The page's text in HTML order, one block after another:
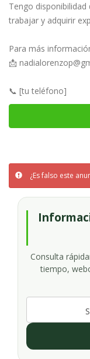
Tengo
trabajar y adquirir
Para más
📩
📞 [tu teléfono]
¿Es falso este
Consulta
tiempo,